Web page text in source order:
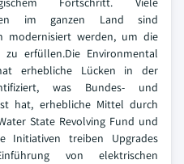
im ganzen Land sind
modernisiert werden, um die
erfüllen.Die Environmental
erhebliche Lücken in der
was Bundes- und
hat, erhebliche Mittel durch
State Revolving Fund und
Initiativen treiben Upgrades
von elektrischen